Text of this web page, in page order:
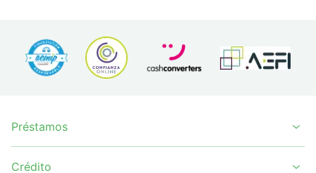
Préstamos
Crédito